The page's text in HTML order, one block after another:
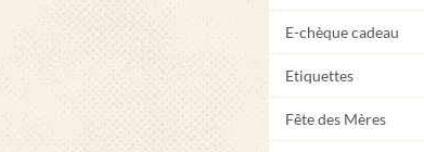
E-chèque cadeau
Etiquettes
Fête des Mères